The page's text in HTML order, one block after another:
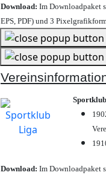
Download: Im Downloadpaket
EPS, PDF) und 3
Download: Im Downloadpaket